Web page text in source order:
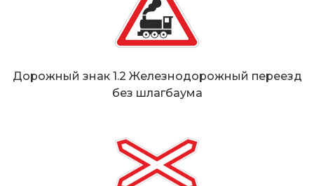
Дорожный знак 1.2 Железнодорожный переезд
без шлагбаума